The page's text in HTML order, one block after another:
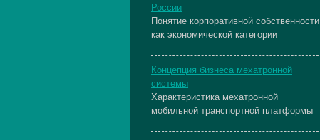
России
Понятие корпоративной собственности
как экономической категории
Концепция бизнеса мехатронной
системы
Характеристика мехатронной
мобильной транспортной платформы